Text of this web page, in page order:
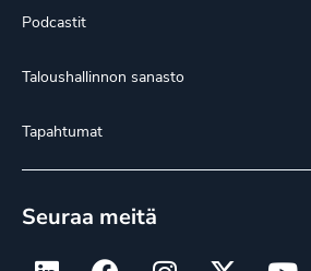
Podcastit
Taloushallinnon sanasto
Tapahtumat
Seuraa meitä